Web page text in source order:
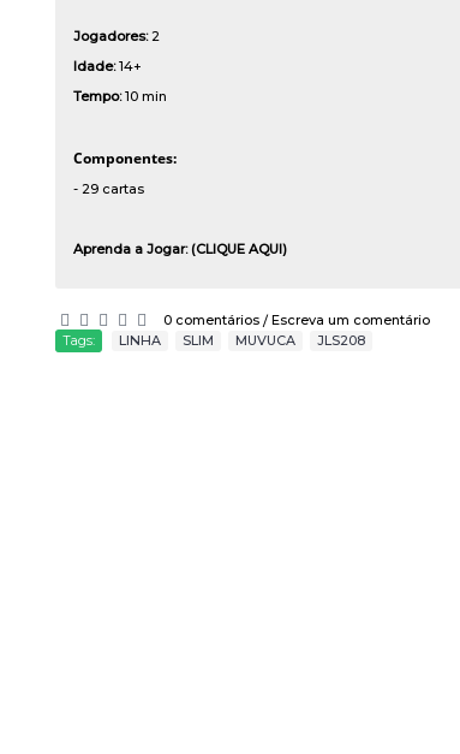
Jogadores:2
Idade:14+
Tempo:10 min
Componentes:
- 29 cartas
Aprenda a Jogar:(CLIQUE AQUI)
0 comentários / Escreva um comentário
Tags:
LINHA SLIM MUVUCA JLS208